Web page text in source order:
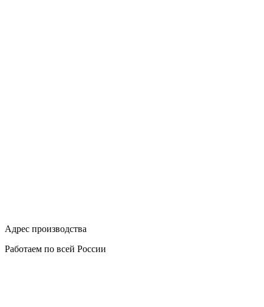
Адрес производства
Работаем по всей России